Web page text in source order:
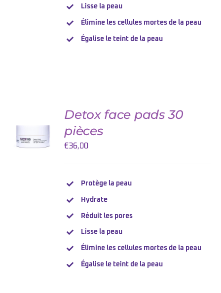
Lisse la peau
Élimine les cellules mortes de la peau
Égalise le teint de la peau
/
Detox face pads 30
pièces
€36,00
Protège la peau
Hydrate
Réduit les pores
Lisse la peau
Élimine les cellules mortes de la peau
Égalise le teint de la peau